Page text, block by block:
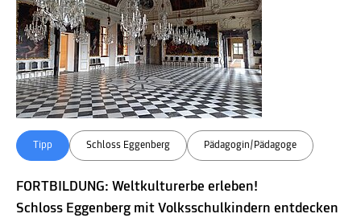
Tipp Schloss Eggenberg Pädagogin/Pädagoge
FORTBILDUNG: Weltkulturerbe erleben!
Schloss Eggenberg mit Volksschulkindern entdecken